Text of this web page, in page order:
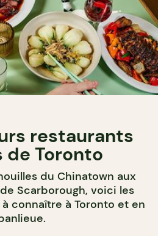
restaurants
de Toronto
du Chinatown aux
Scarborough, voici les
connaître à Toronto et en